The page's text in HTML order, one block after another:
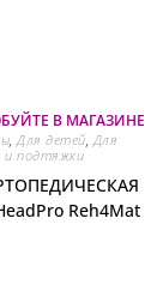
В МАГАЗИНЕ
,Для детей, Для
и подтяжки
Reh4Mat